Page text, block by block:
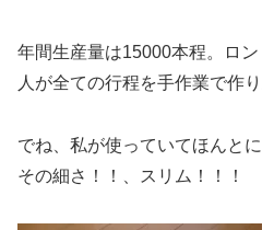
年間生産量は15000本程。ロ
人が全ての行程を手作業で作
でね、私が使っていてほんと
その細さ！！、スリム！！！